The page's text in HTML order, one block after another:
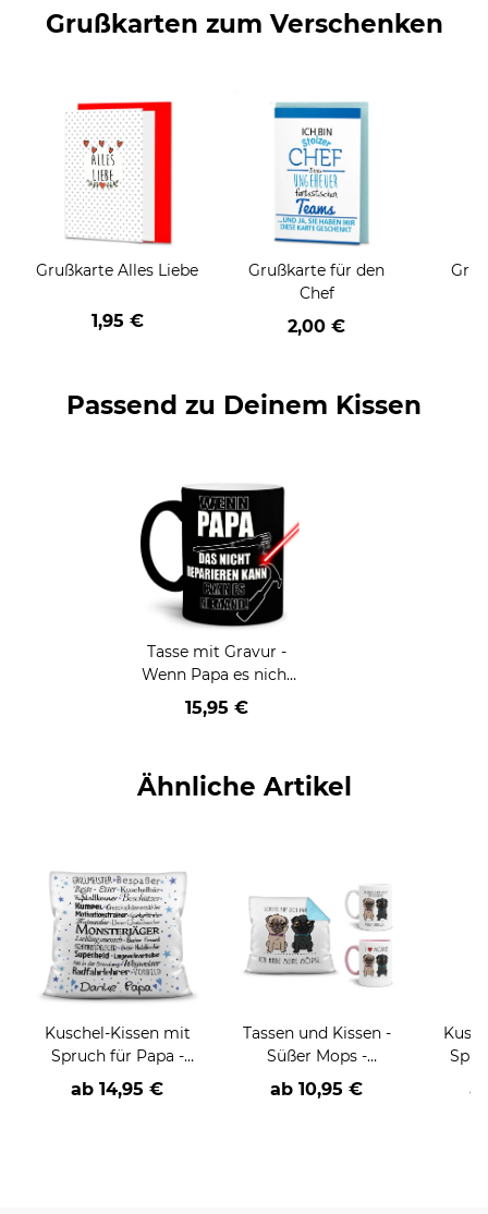
Grußkarten zum Verschenken
Grußkarte Alles Liebe
1,95 €
Grußkarte für den
Chef
2,00 €
Passend zu Deinem Kissen
Tasse mit Gravur -
Wenn Papa es nicht
reparieren kann -
Schwarz
15,95 €
Ähnliche Artikel
Kuschel-Kissen mit
Spruch für Papa -
Danke Papa
ab 14,95 €
Tassen und Kissen -
Süßer Mops -
verschiedene
Sprüche -
ab 10,95 €